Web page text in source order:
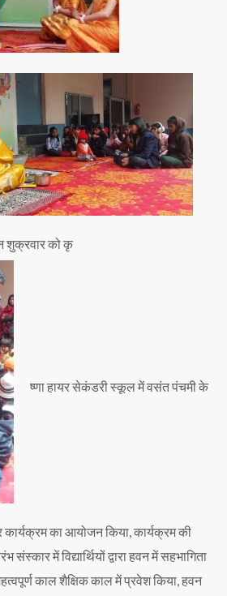
शुक्रवार को कृ
ष्णा हायर सेकंडरी स्कूल में वसंत पंचमी के
कार्यक्रम का आयोजन किया, कार्यक्रम की
में विद्यार्थियों द्वारा हवन में सहभागिता
काल शैक्षिक काल में प्रवेश किया, हवन‌